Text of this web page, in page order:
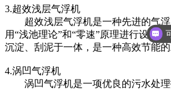
3.超效浅层气浮机
超效浅层气浮机是一种先进的气浮
用“浅池理论”和“零速”原理进行设计，
沉淀、刮泥于一体，是一种高效节能的
4.涡凹气浮机
涡凹气浮机是一项优良的污水处理